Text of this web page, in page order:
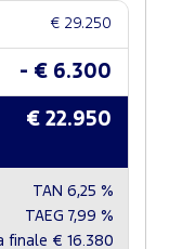
€ 29.250
- € 6.300
€ 22.950
TAN 6,25 %
TAEG 7,99 %
finale € 16.380